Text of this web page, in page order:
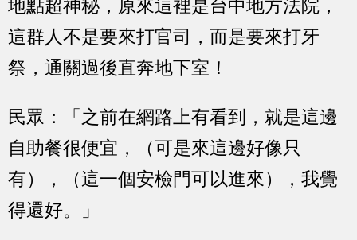
地點超神秘，原來這裡是台中地方法院，
這群人不是要來打官司，而是要來打牙
祭，通關過後直奔地下室！
民眾：「之前在網路上有看到，就是這邊
自助餐很便宜，（可是來這邊好像只
有），（這一個安檢門可以進來），我覺
得還好。」